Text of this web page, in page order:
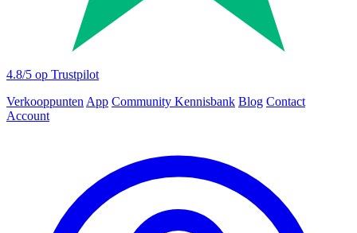
4.8/5 op Trustpilot
Verkooppunten App Community Kennisbank Blog Contact
Account